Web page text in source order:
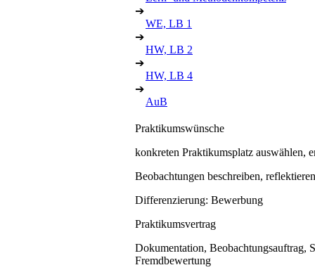
➔
WE, LB 1
➔
HW, LB 2
➔
HW, LB 4
➔
AuB
Praktikumswünsche
konkreten Praktikumsplatz auswählen,
Beobachtungen beschreiben, reflektieren
Differenzierung: Bewerbung
Praktikumsvertrag
Dokumentation, Beobachtungsauftrag,
Fremdbewertung